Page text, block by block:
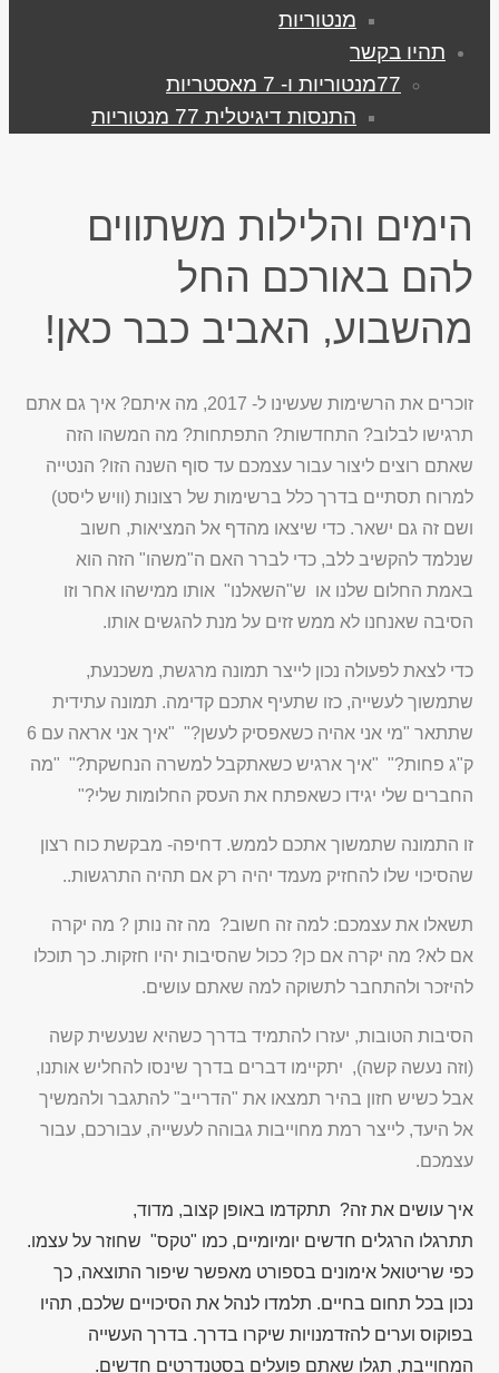
מנטוריות
תהיו בקשר
77מנטוריות ו- 7 מאסטריות
התנסות דיגיטלית 77 מנטוריות
הימים והלילות משתווים
להם באורכם החל
מהשבוע, האביב כבר כאן!
זוכרים את הרשימות שעשינו ל- 2017, מה איתם? איך גם אתם
תרגישו לבלוב? התחדשות? התפתחות? מה המשהו הזה
שאתם רוצים ליצור עבור עצמכם עד סוף השנה הזו? הנטייה
למרוח תסתיים בדרך כלל ברשימות של רצונות (וויש ליסט)
ושם זה גם ישאר. כדי שיצאו מהדף אל המציאות, חשוב
שנלמד להקשיב ללב, כדי לברר האם ה"משהו" הזה הוא
באמת החלום שלנו או ש"השאלנו" אותו ממישהו אחר וזו
הסיבה שאנחנו לא ממש זזים על מנת להגשים אותו.
כדי לצאת לפעולה נכון לייצר תמונה מרגשת, משכנעת,
שתמשוך לעשייה, כזו שתעיף אתכם קדימה. תמונה עתידית
שתתאר "מי אני אהיה כשאפסיק לעשן?" "איך אני אראה עם 6
ק"ג פחות?" "איך ארגיש כשאתקבל למשרה הנחשקת?" "מה
החברים שלי יגידו כשאפתח את העסק החלומות שלי?"
זו התמונה שתמשוך אתכם לממש. דחיפה- מבקשת כוח רצון
שהסיכוי שלו להחזיק מעמד יהיה רק אם תהיה התרגשות..
תשאלו את עצמכם: למה זה חשוב? מה זה נותן ? מה יקרה
אם לא? מה יקרה אם כן? ככול שהסיבות יהיו חזקות. כך תוכלו
להיזכר ולהתחבר לתשוקה למה שאתם עושים.
הסיבות הטובות, יעזרו להתמיד בדרך כשהיא שנעשית קשה
(וזה נעשה קשה), יתקיימו דברים בדרך שינסו להחליש אותנו,
אבל כשיש חזון בהיר תמצאו את "הדרייב" להתגבר ולהמשיך
אל היעד, לייצר רמת מחוייבות גבוהה לעשייה, עבורכם, עבור
עצמכם.
איך עושים את זה? תתקדמו באופן קצוב, מדוד,
תתרגלו הרגלים חדשים יומיומיים, כמו "טקס" שחוזר על עצמו.
כפי שריטואל אימונים בספורט מאפשר שיפור התוצאה, כך
נכון בכל תחום בחיים. תלמדו לנהל את הסיכויים שלכם, תהיו
בפוקוס וערים להזדמנויות שיקרו בדרך. בדרך העשייה
המחוייבת, תגלו שאתם פועלים בסטנדרטים חדשים.